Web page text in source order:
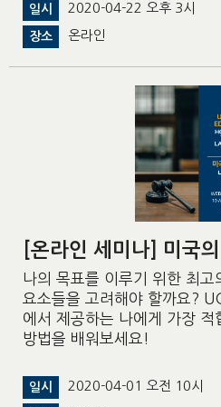
일시 2020-04-22 오후 3시
장소 온라인
[온라인 세미나] 미국
나의 목표를 이루기 위한 최고
요소들을 고려해야 할까요?
에서 제공하는 나에게 가장 적
방법을 배워보세요!
일시 2020-04-01 오전 10시